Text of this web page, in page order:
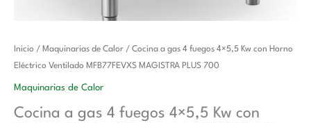
Inicio / Maquinarias de Calor / Cocina a gas 4 fuegos 4×5,5 Kw con Horno
Eléctrico Ventilado MFB77FEVXS MAGISTRA PLUS 700
Maquinarias de Calor
Cocina a gas 4 fuegos 4×5,5 Kw con
El
precio
original
4.417,00 €.
El
precio
2.813,00 €.
Cocina
a
gas
fuegos